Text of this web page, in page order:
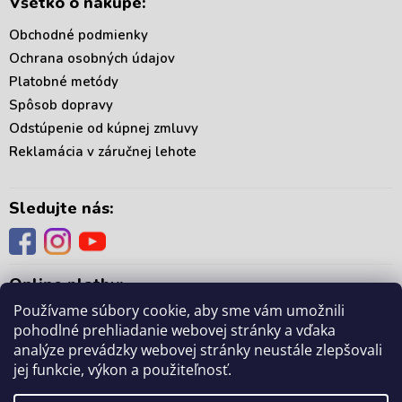
Používame súbory cookie, aby sme vám umožnili
pohodlné prehliadanie webovej stránky a vďaka
analýze prevádzky webovej stránky neustále zlepšovali
jej funkcie, výkon a použiteľnosť.
Obchodné podmienky
Ochrana osobných údajov
Platobné metódy
Spôsob dopravy
Odstúpenie od kúpnej zmluvy
Reklamácia v záručnej lehote
Sledujte nás:
Online platby: